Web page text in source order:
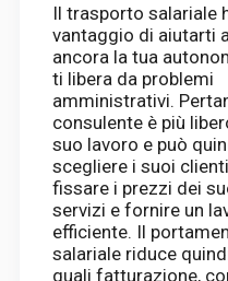
Il trasporto salariale
vantaggio di aiutarti
ancora la tua
ti libera da problemi
amministrativi.
consulente è più
suo lavoro e può
scegliere i suoi
fissare i prezzi dei
servizi e fornire un
efficiente. Il
salariale riduce
quali fatturazione,